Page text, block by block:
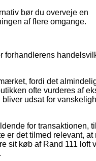
bør du overveje en
af flere omgange.
forhandlerens
fordi det
ofte vurderes af
udsat for
for transaktionen,
er det tilmed relevant, at
sit køb af Rand 111 loft